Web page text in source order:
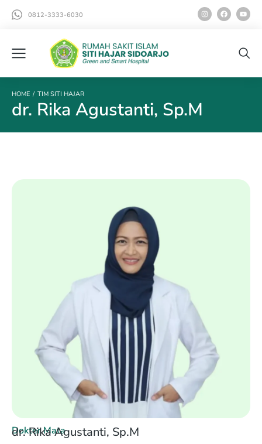
0812-3333-6030
You are here:
HOME TIM SITI HAJAR
dr. Rika Agustanti, Sp.M
Dokter Mata
dr. Rika Agustanti, Sp.M